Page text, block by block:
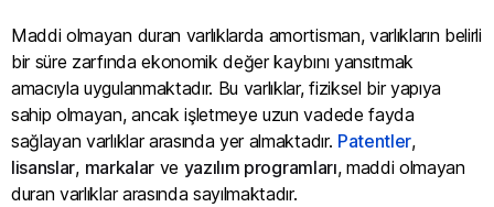
Maddi olmayan duran varlıklarda amortisman, varlıkların belirli
bir süre zarfında ekonomik değer kaybını yansıtmak
amacıyla uygulanmaktadır. Bu varlıklar, fiziksel bir yapıya
sahip olmayan, ancak işletmeye uzun vadede fayda
sağlayan varlıklar arasında yer almaktadır. Patentler,
lisanslar, markalarve yazılım programları, maddi olmayan
duran varlıklar arasında sayılmaktadır.